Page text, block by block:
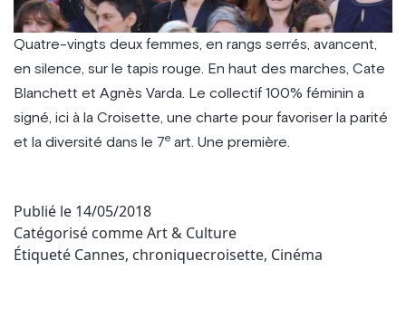
Quatre-vingts deux femmes, en rangs serrés, avancent,
en silence, sur le tapis rouge. En haut des marches, Cate
Blanchett et Agnès Varda. Le collectif 100% féminin a
signé, ici à la Croisette, une charte pour favoriser la parité
et la diversité dans le 7e art. Une première.
Publié le 14/05/2018
Catégorisé commeArt & Culture
Étiqueté Cannes, chroniquecroisette, Cinéma